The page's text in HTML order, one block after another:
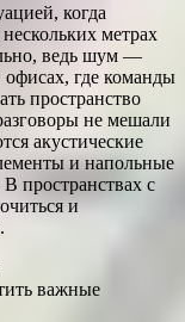
когда
метрах
ведь шум —
где команды
пространство
не мешали
акустические
и напольные
пространствах с
и
важные